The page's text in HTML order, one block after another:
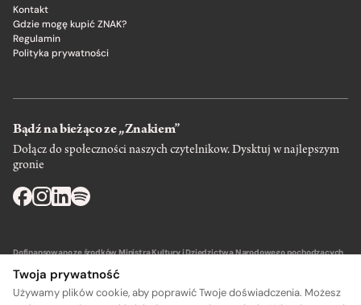
Kontakt
Gdzie mogę kupić ZNAK?
Regulamin
Polityka prywatności
Bądź na bieżąco ze „Znakiem”
Dołącz do społeczności naszych czytelnikow. Dysktuj w najlepszym
gronie
Dofinansowano ze środków Ministra Kultury i Dziedzictwa Narodowego pochodzących
Twoja prywatność
Używamy plików cookie, aby poprawić Twoje doświadczenia. Możesz